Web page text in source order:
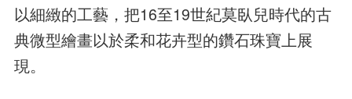
以細緻的工藝，把16至19世紀莫臥兒時代的古
典微型繪畫以於柔和花卉型的鑽石珠寶上展
現。